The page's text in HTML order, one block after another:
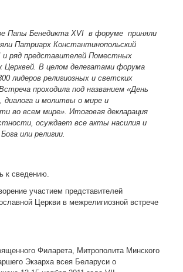
Папы Бенедикта XVI в форуме приняли
Патриарх Константинопольский
ряд представителей Поместных
Церквей. В целом делегатами форума
лидеров религиозных и светских
проходила под названием «День
диалога и молитвы о мире и
во всем мире». Итоговая декларация
осуждает все акты насилия и
или религии.
к сведению.
участием представителей
Церкви в межрелигиозной встрече
Филарета, Митрополита Минского
Экзарха всея Беларуси о